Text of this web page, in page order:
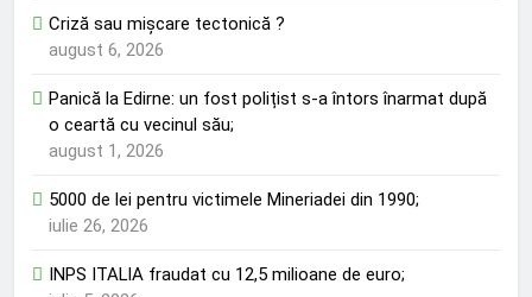
Criză sau mișcare tectonică ?
august 6, 2026
Panică la Edirne: un fost polițist s-a întors înarmat după
o ceartă cu vecinul său;
august 1, 2026
5000 de lei pentru victimele Mineriadei din 1990;
iulie 26, 2026
INPS ITALIA fraudat cu 12,5 milioane de euro;